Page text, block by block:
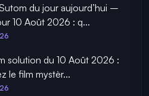
du jour aujourd’hui –
10 Août 2026 : q...
solution du 10 Août 2026 :
le film mystèr...